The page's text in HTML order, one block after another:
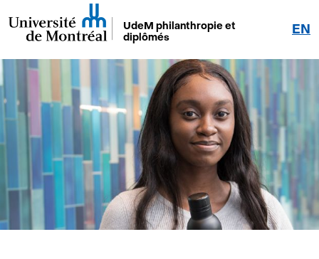
UdeM philanthropie et
diplômés
EN